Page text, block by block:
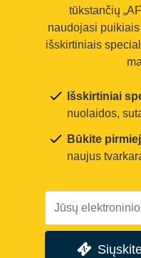
tūkstančių
naudojasi puikiais
išskirtiniais
Išskirtiniai
nuolaidos,
Būkite
naujus